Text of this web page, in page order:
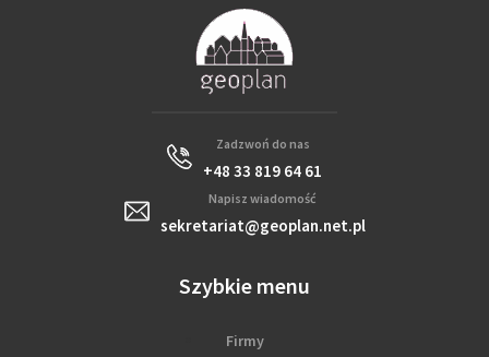
Zadzwoń do nas
+48 33 819 64 61
Napisz wiadomość
sekretariat@geoplan.net.pl
Szybkie menu
Firmy